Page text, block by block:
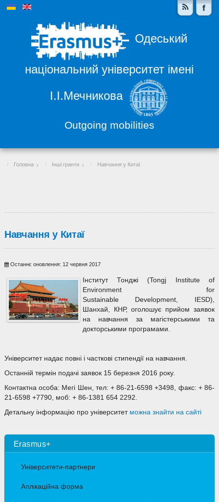
Одеський
національний університет імені
І.І.Мечникова
Outgoing mobilities
Головна Інші гранти Навчання у Китаї
Навчання у Китаї
Останнє оновлення: 12 червня 2017
Інститут Тонджі (Tongj Institute of
Environment for
Sustainable Development, IESD),
Шанхай, КНР, оголошує прийом заявок
на навчання за магістерськими та
докторськими програмами.
Університет надає повні і часткові стипендії на навчання.
Останній термін подачі заявок 15 березня 2016 року.
Контактна особа: Мегі Шен, тел: + 86-21-6598 +3498, факс: + 86-
21-6598 +7790, моб: + 86-1381 654 2292.
Детальну інформацію про університет можна знайти на сайті
Erasmus+
Університети-партнери
Аплікаційна форма